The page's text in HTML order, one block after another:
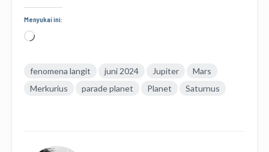
Menyukai ini:
Memuat...
fenomena langit juni 2024 Jupiter
Mars
Merkurius
parade planet Planet Saturnus